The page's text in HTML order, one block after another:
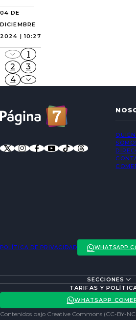
04 DE
DICIEMBRE
2024 | 10:27
1
2
3
4
POLÍTICA DE PRIVACIDAD WHATSAPP
SECCIONES
ACTUALIDAD
REDES SOCIALES
TARIFAS Y
POLÍTICA DE PRIVACIDAD
WHATSAPP
Contenidos bajo Creative Commons (CC-BY-